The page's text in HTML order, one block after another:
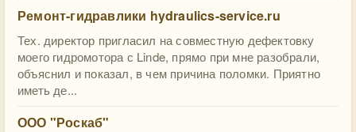
Ремонт-гидравлики hydraulics-service.ru
Тех. директор пригласил на совместную дефектовку
моего гидромотора с Linde, прямо при мне разобрали,
объяснил и показал, в чем причина поломки. Приятно
иметь де...
ООО "Роскаб"